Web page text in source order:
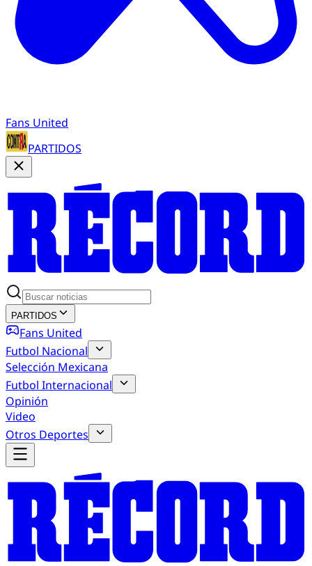
Fans United
PARTIDOS
PARTIDOS
Fans United
Futbol Nacional
Selección Mexicana
Futbol Internacional
Opinión
Video
Otros Deportes